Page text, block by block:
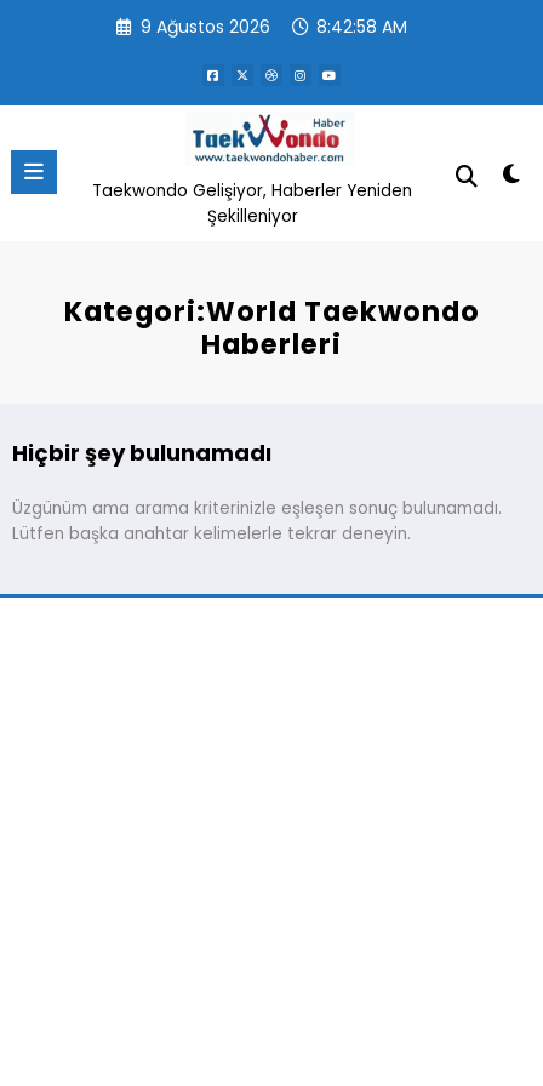
9 Ağustos 2026 8:42:58 AM
Taekwondo Gelişiyor, Haberler Yeniden
Şekilleniyor
Kategori:World Taekwondo
Haberleri
Hiçbir şey bulunamadı
Üzgünüm ama arama kriterinizle eşleşen sonuç bulunamadı.
Lütfen başka anahtar kelimelerle tekrar deneyin.